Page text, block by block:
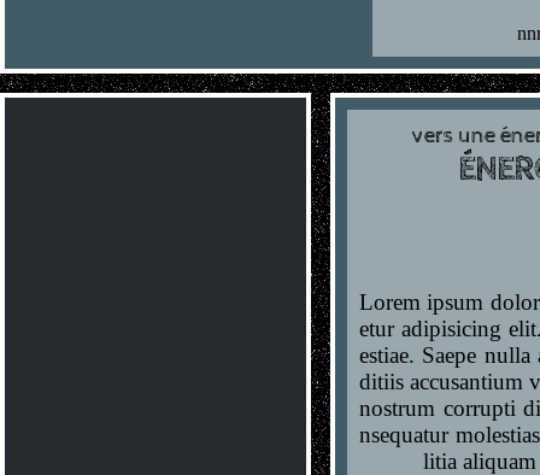
vers une
Lorem ipsum
etur adipisicing
estiae. Saepe
ditiis accusantium
nostrum corrupti
nsequatur
litia